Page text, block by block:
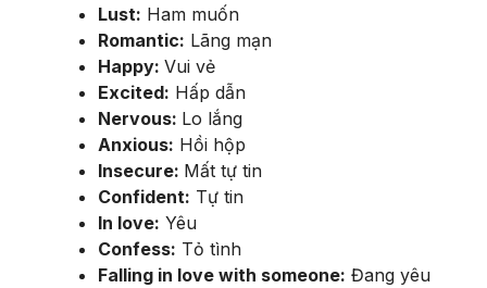
Lust: Ham muốn
Romantic: Lãng mạn
Happy: Vui vẻ
Excited: Hấp dẫn
Nervous: Lo lắng
Anxious: Hồi hộp
Insecure: Mất tự tin
Confident: Tự tin
In love: Yêu
Confess: Tỏ tình
Falling in love with someone: Đang yêu